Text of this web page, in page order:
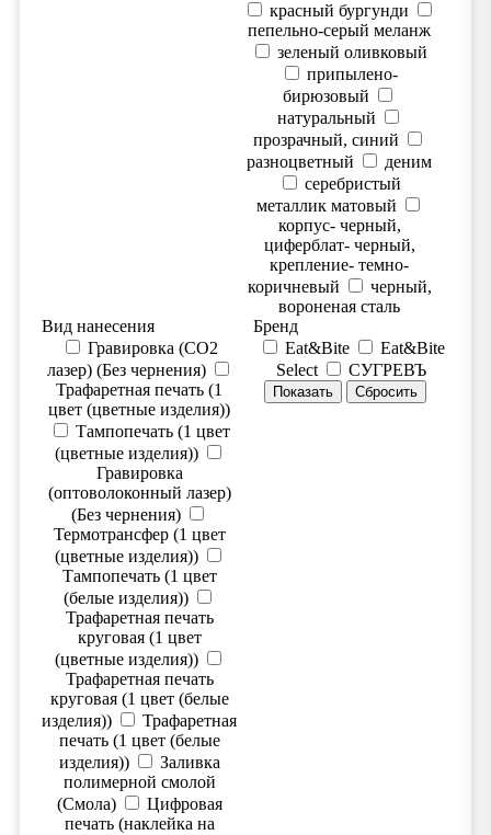
красный бургунди
пепельно-серый меланж
зеленый оливковый
припылено-
бирюзовый
натуральный
прозрачный, синий
разноцветный
деним
серебристый
металлик матовый
корпус- черный,
циферблат- черный,
крепление- темно-
коричневый
черный,
вороненая сталь
Бренд
Eat&Bite
Eat&Bite
Select
СУГРЕВЪ
Вид нанесения
Гравировка (CO2
лазер) (Без чернения)
Трафаретная печать (1
цвет (цветные изделия))
Тампопечать (1 цвет
(цветные изделия))
Гравировка
(оптоволоконный лазер)
(Без чернения)
Термотрансфер (1 цвет
(цветные изделия))
Тампопечать (1 цвет
(белые изделия))
Трафаретная печать
круговая (1 цвет
(цветные изделия))
Трафаретная печать
круговая (1 цвет (белые
изделия))
Трафаретная
печать (1 цвет (белые
изделия))
Заливка
полимерной смолой
(Смола)
Цифровая
печать (наклейка на